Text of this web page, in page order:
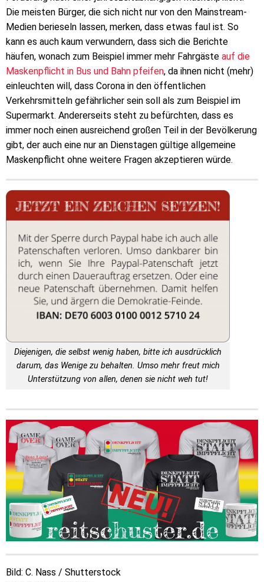
Die meisten Bürger, die sich nicht nur von den Mainstream-
Medien berieseln lassen, merken, dass etwas faul ist. So
kann es auch kaum verwundern, dass sich die Berichte
häufen, wonach zum Beispiel immer mehr Fahrgäste auf die
Maskenpflicht in Bus und Bahn pfeifen, da ihnen nicht (mehr)
einleuchten will, dass Corona in den öffentlichen
Verkehrsmitteln gefährlicher sein soll als zum Beispiel im
Supermarkt. Andererseits steht zu befürchten, dass es
immer noch einen ausreichend großen Teil in der Bevölkerung
gibt, der auch eine nur an Dienstagen gültige allgemeine
Maskenpflicht ohne weitere Fragen akzeptieren würde.
Diejenigen, die selbst wenig haben, bitte ich ausdrücklich
darum, das Wenige zu behalten. Umso mehr freut mich
Unterstützung von allen, denen sie nicht weh tut!
Bild: C. Nass / Shutterstock